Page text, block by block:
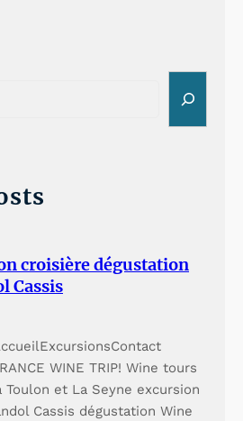
croisière dégustation
Cassis
WINE TRIP! Wine tours
et La Seyne excursion
Cassis dégustation Wine